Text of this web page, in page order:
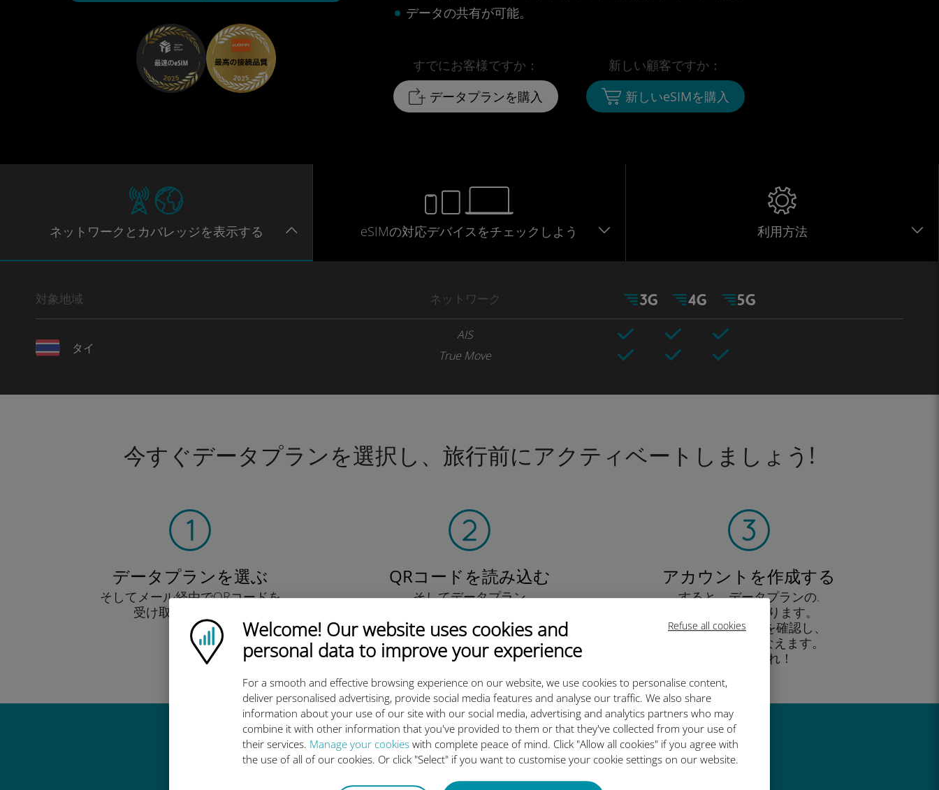
Refuse all cookies
Ubigi logo
Welcome! Our website uses cookies and
personal data to improve your experience
For a smooth and effective browsing experience on our website, we use cookies to personalise content,
deliver personalised advertising, provide social media features and analyse our traffic. We also share
information about your use of our site with our social media, advertising and analytics partners who may
combine it with other information that you've provided to them or that they've collected from your use of
their services. Manage your cookies with complete peace of mind. Click "Allow all cookies" if you agree with
the use of all of our cookies. Or click "Select" if you want to customise your cookie settings on our website.
データの共有が可能。
すでにお客様ですか：
データプランを購入
新しい顧客ですか：
新しいeSIMを購入
ネットワークとカバレッジを表示する eSIMの対応デバイスをチェックしよう 利用方法
対象地域 ネットワーク
タイ
AIS
True Move
今すぐデータプランを選択し、旅行前にアクティベートしましょう!
データプランを選ぶ
そしてメール経由でQRコードを
受け取りましょう！
早い！
QRコードを読み込む
そしてデータプラン
Ubigi eSIMをインストールしま
しょう シンプル！
アカウントを作成する
すると、データプランの.
使用が可能となります。
外出先 から残高を確認し、
追加購入がおこなえます。
お楽しみあれ！
Ubigi International eSIMがすごい理由